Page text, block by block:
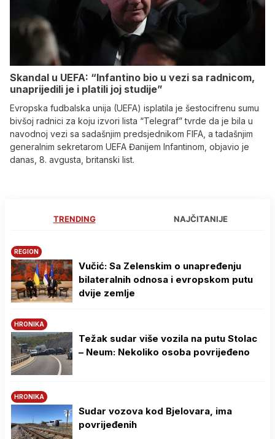
Skandal u UEFA: “Infantino bio u vezi sa radnicom,
unaprijedili je i platili joj studije”
Evropska fudbalska unija (UEFA) isplatila je šestocifrenu sumu
bivšoj radnici za koju izvori lista “Telegraf” tvrde da je bila u
navodnoj vezi sa sadašnjim predsjednikom FIFA, a tadašnjim
generalnim sekretarom UEFA Đanijem Infantinom, objavio je
danas, 8. avgusta, britanski list.
TRENDING NAJČITANIJE
REGION
Vučić: Sa Zelenskim o unapređenju
bilateralnih odnosa i evropskom putu
dvije zemlje
HRONIKA
Težak sudar više vozila na putu Stolac
– Neum: Nekoliko osoba povrijeđeno
HRONIKA
Sudar vozova kod Bjelovara, ima
povrijeđenih